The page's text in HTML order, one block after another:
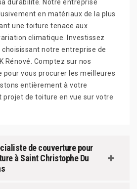
durabilité. Notre entreprise
en matériaux de la plus
une toiture tenace aux
climatique. Investissez
notre entreprise de
Rénové. Comptez sur nos
pour vous procurer les meilleures
entièrement à votre
projet de toiture en vue sur votre
de couverture pour
à Saint Christophe Du